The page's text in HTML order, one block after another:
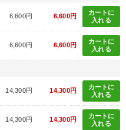
6,600円 6,600円
カートに
入れる
6,600円 6,600円
カートに
入れる
14,300円 14,300円
カートに
入れる
14,300円 14,300円
カートに
入れる